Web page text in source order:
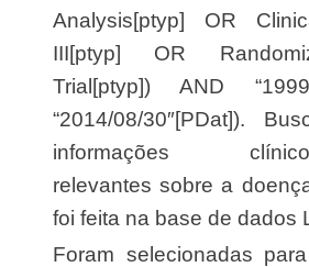
Analysis[ptyp] OR
III[ptyp] OR
Trial[ptyp]) AND
“2014/08/30″[PDat]).
informações clínico-
relevantes sobre a
foi feita na base de dados
Foram selecionadas para estas Diretrizes